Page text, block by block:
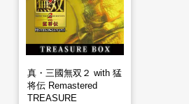
真・三國無双２ with 猛
将伝 Remastered
TREASURE